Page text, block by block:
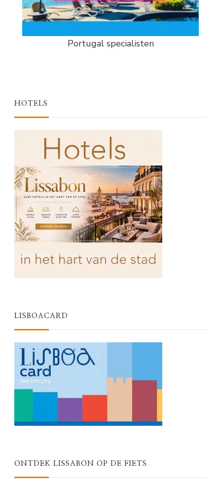
Portugal specialisten
HOTELS
LISBOACARD
ONTDEK LISSABON OP DE FIETS